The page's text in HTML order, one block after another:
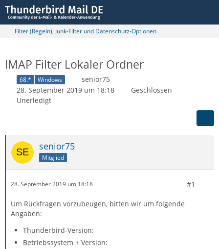
Filter (Regeln), Junk-Filter und Datenschutz-Optionen
IMAP Filter Lokaler Ordner
68.* Windows
senior75
28. September 2019 um 18:18
Geschlossen
Unerledigt
senior75
Mitglied
28. September 2019 um 18:18 #1
Um Rückfragen vorzubeugen, bitten wir um folgende
Angaben:
Thunderbird-Version:
Betriebssystem + Version: